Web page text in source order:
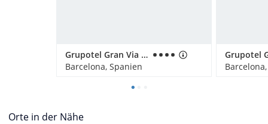
Grupotel Gran Via 678
Barcelona, Spanien
Grupotel
Orte in der Nähe